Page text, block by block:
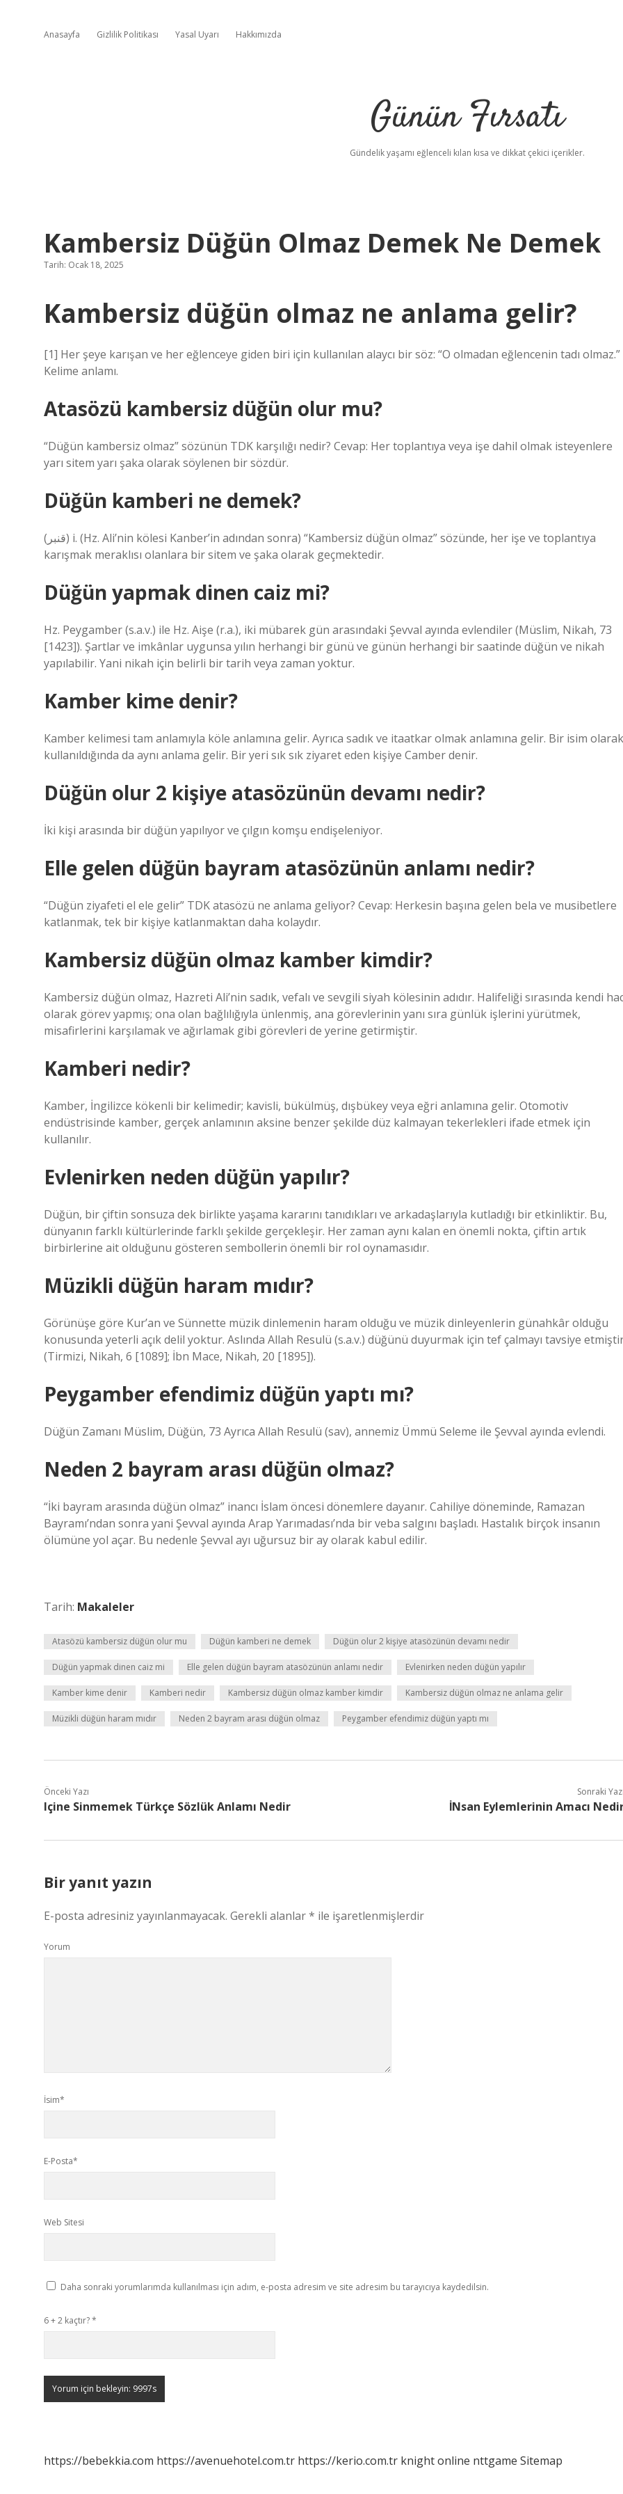
Anasayfa Gizlilik Politikası Yasal Uyarı Hakkımızda
Günün Fırsatı
Gündelik yaşamı eğlenceli kılan kısa ve dikkat çekici içerikler.
Kambersiz Düğün Olmaz Demek Ne Demek
Tarih: Ocak 18, 2025
Kambersiz düğün olmaz ne anlama gelir?
[1] Her şeye karışan ve her eğlenceye giden biri için kullanılan alaycı bir söz: “O olmadan eğlencenin tadı olmaz.”
Kelime anlamı.
Atasözü kambersiz düğün olur mu?
“Düğün kambersiz olmaz” sözünün TDK karşılığı nedir? Cevap: Her toplantıya veya işe dahil olmak isteyenlere
yarı sitem yarı şaka olarak söylenen bir sözdür.
Düğün kamberi ne demek?
(ﻗﻨﺒﺮ) i. (Hz. Ali’nin kölesi Kanber’in adından sonra) “Kambersiz düğün olmaz” sözünde, her işe ve toplantıya
karışmak meraklısı olanlara bir sitem ve şaka olarak geçmektedir.
Düğün yapmak dinen caiz mi?
Hz. Peygamber (s.a.v.) ile Hz. Aişe (r.a.), iki mübarek gün arasındaki Şevval ayında evlendiler (Müslim, Nikah, 73
[1423]). Şartlar ve imkânlar uygunsa yılın herhangi bir günü ve günün herhangi bir saatinde düğün ve nikah
yapılabilir. Yani nikah için belirli bir tarih veya zaman yoktur.
Kamber kime denir?
Kamber kelimesi tam anlamıyla köle anlamına gelir. Ayrıca sadık ve itaatkar olmak anlamına gelir. Bir isim olarak
kullanıldığında da aynı anlama gelir. Bir yeri sık sık ziyaret eden kişiye Camber denir.
Düğün olur 2 kişiye atasözünün devamı nedir?
İki kişi arasında bir düğün yapılıyor ve çılgın komşu endişeleniyor.
Elle gelen düğün bayram atasözünün anlamı nedir?
“Düğün ziyafeti el ele gelir” TDK atasözü ne anlama geliyor? Cevap: Herkesin başına gelen bela ve musibetlere
katlanmak, tek bir kişiye katlanmaktan daha kolaydır.
Kambersiz düğün olmaz kamber kimdir?
Kambersiz düğün olmaz, Hazreti Ali’nin sadık, vefalı ve sevgili siyah kölesinin adıdır. Halifeliği sırasında kendi
olarak görev yapmış; ona olan bağlılığıyla ünlenmiş, ana görevlerinin yanı sıra günlük işlerini yürütmek,
misafirlerini karşılamak ve ağırlamak gibi görevleri de yerine getirmiştir.
Kamberi nedir?
Kamber, İngilizce kökenli bir kelimedir; kavisli, bükülmüş, dışbükey veya eğri anlamına gelir. Otomotiv
endüstrisinde kamber, gerçek anlamının aksine benzer şekilde düz kalmayan tekerlekleri ifade etmek için
kullanılır.
Evlenirken neden düğün yapılır?
Düğün, bir çiftin sonsuza dek birlikte yaşama kararını tanıdıkları ve arkadaşlarıyla kutladığı bir etkinliktir. Bu,
dünyanın farklı kültürlerinde farklı şekilde gerçekleşir. Her zaman aynı kalan en önemli nokta, çiftin artık
birbirlerine ait olduğunu gösteren sembollerin önemli bir rol oynamasıdır.
Müzikli düğün haram mıdır?
Görünüşe göre Kur’an ve Sünnette müzik dinlemenin haram olduğu ve müzik dinleyenlerin günahkâr olduğu
konusunda yeterli açık delil yoktur. Aslında Allah Resulü (s.a.v.) düğünü duyurmak için tef çalmayı tavsiye
(Tirmizi, Nikah, 6 [1089]; İbn Mace, Nikah, 20 [1895]).
Peygamber efendimiz düğün yaptı mı?
Düğün Zamanı Müslim, Düğün, 73 Ayrıca Allah Resulü (sav), annemiz Ümmü Seleme ile Şevval ayında evlendi.
Neden 2 bayram arası düğün olmaz?
“İki bayram arasında düğün olmaz” inancı İslam öncesi dönemlere dayanır. Cahiliye döneminde, Ramazan
Bayramı’ndan sonra yani Şevval ayında Arap Yarımadası’nda bir veba salgını başladı. Hastalık birçok insanın
ölümüne yol açar. Bu nedenle Şevval ayı uğursuz bir ay olarak kabul edilir.
Tarih: Makaleler
Atasözü kambersiz düğün olur mu Düğün kamberi ne demek Düğün olur 2 kişiye atasözünün devamı nedir
Düğün yapmak dinen caiz mi Elle gelen düğün bayram atasözünün anlamı nedir Evlenirken neden düğün yapılır
Kamber kime denir Kamberi nedir Kambersiz düğün olmaz kamber kimdir Kambersiz düğün olmaz ne anlama gelir
Müzikli düğün haram mıdır Neden 2 bayram arası düğün olmaz Peygamber efendimiz düğün yaptı mı
Önceki Yazı
Içine Sinmemek Türkçe Sözlük Anlamı Nedir
Sonraki
İNsan Eylemlerinin Amacı
Bir yanıt yazın
E-posta adresiniz yayınlanmayacak. Gerekli alanlar* ile işaretlenmişlerdir
Yorum
İsim*
E-Posta*
Web Sitesi
Daha sonraki yorumlarımda kullanılması için adım, e-posta adresim ve site adresim bu tarayıcıya kaydedilsin.
6 + 2 kaçtır?*
https://bebekkia.com https://avenuehotel.com.tr https://kerio.com.tr knight online nttgame Sitemap